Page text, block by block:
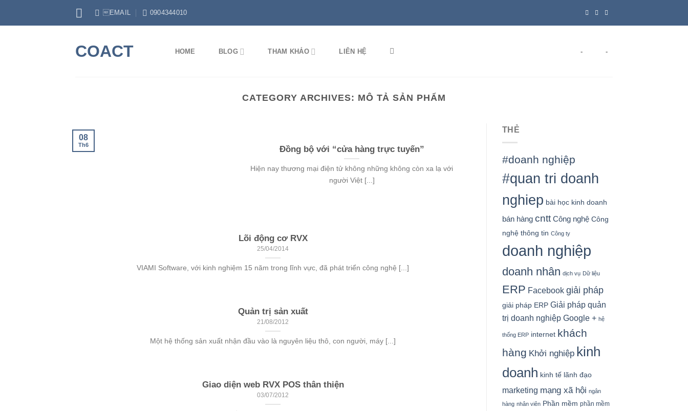
EMAIL 0904344010
COACT HOME BLOG THAM KHẢO LIÊN HỆ - -
CATEGORY ARCHIVES: MÔ TẢ SẢN PHẨM
Đồng bộ với “cửa hàng trực tuyến”
Hiện nay thương mại điện tử không những không còn xa lạ với
người Việt [...]
08
Th6
Lõi động cơ RVX
25/04/2014
VIAMI Software, với kinh nghiệm 15 năm trong lĩnh vực, đã phát triển công nghệ [...]
Quản trị sản xuất
21/08/2012
Một hệ thống sản xuất nhận đầu vào là nguyên liệu thô, con người, máy [...]
Giao diện web RVX POS thân thiện
03/07/2012
THẺ
#doanh nghiệp
#quan tri doanh
nghiep bài học kinh doanh
bán hàng cntt Công nghệ Công
nghệ thông tin Công ty
doanh nghiệp
doanh nhân dịch vụ Dữ liệu
ERP Facebook giải pháp
giải pháp ERP Giải pháp quản
trị doanh nghiệp Google + hệ
thống ERP internet khách
hàng Khởi nghiệp kinh
doanh kinh tế lãnh đạo
marketing mạng xã hội ngân
hàng nhân viên Phần mềm phần mềm